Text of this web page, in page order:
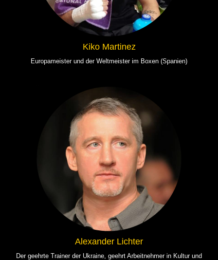
Kiko Martinez
Europameister und der Weltmeister im Boxen (Spanien)
Alexander Lichter
Der geehrte Trainer der Ukraine, geehrt Arbeitnehmer in Kultur und